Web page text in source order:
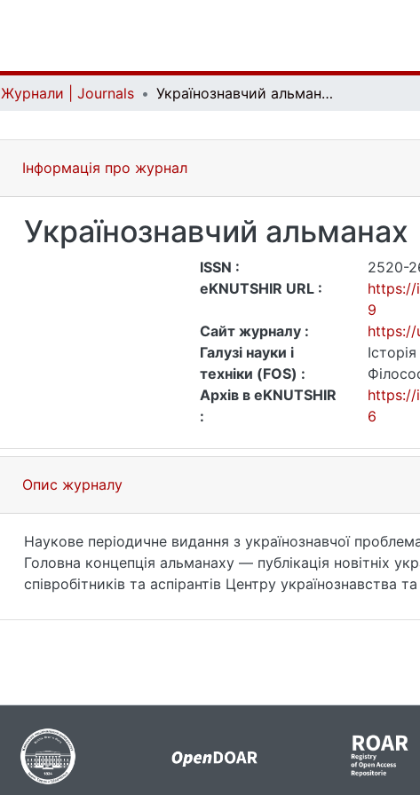
Журнали | Journals Українознавчий альманах
Інформація про журнал
Українознавчий альманах
ISSN :
2520-
eKNUTSHIR URL :
https://
9
Сайт журналу :
https://
Галузі науки і
техніки (FOS) :
Архів в eKNUTSHIR
:
https://
6
Опис журналу
Наукове періодичне видання з українознавчої
Головна концепція альманаху — публікація новітніх
співробітників та аспірантів Центру українознавства